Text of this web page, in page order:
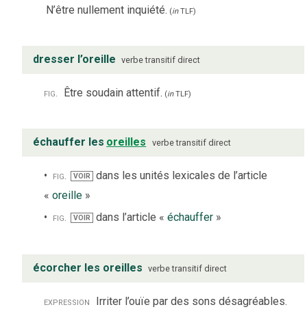
N’être nullement inquiété. (inTLF)
dresser l’oreille verbe transitif direct
fig. Être soudain attentif. (inTLF)
échauffer les oreilles verbe transitif direct
fig. VOIR dans les unités lexicales de l’article
« oreille »
fig.
VOIR dans l’article « échauffer»
écorcher les oreilles verbe transitif direct
expression Irriter l’ouïe par des sons désagréables.